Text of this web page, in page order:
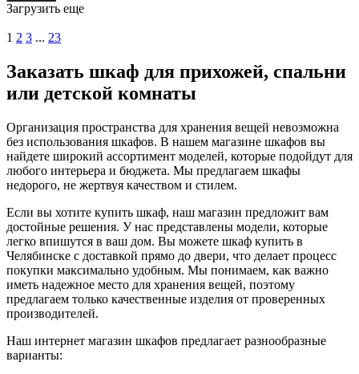
Загрузить еще
1 2 3 ... 23
Заказать шкаф для прихожей, спальни
или детской комнаты
Организация пространства для хранения вещей невозможна
без использования шкафов. В нашем магазине шкафов вы
найдете широкий ассортимент моделей, которые подойдут для
любого интерьера и бюджета. Мы предлагаем шкафы
недорого, не жертвуя качеством и стилем.
Если вы хотите купить шкаф, наш магазин предложит вам
достойные решения. У нас представлены модели, которые
легко впишутся в ваш дом. Вы можете шкаф купить в
Челябинске с доставкой прямо до двери, что делает процесс
покупки максимально удобным. Мы понимаем, как важно
иметь надежное место для хранения вещей, поэтому
предлагаем только качественные изделия от проверенных
производителей.
Наш интернет магазин шкафов предлагает разнообразные
варианты: